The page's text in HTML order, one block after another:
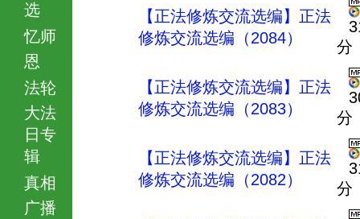
选
忆师
恩
法轮
大法
日专
辑
真相
广播
【正法修炼交流选编】正法
修炼交流选编（2084）
分
【正法修炼交流选编】正法
修炼交流选编（2083）
分
【正法修炼交流选编】正法
修炼交流选编（2082）
分